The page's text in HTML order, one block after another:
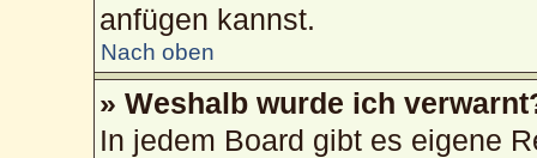
anfügen kannst.
Nach oben
» Weshalb wurde ich
In jedem Board gibt es eigene